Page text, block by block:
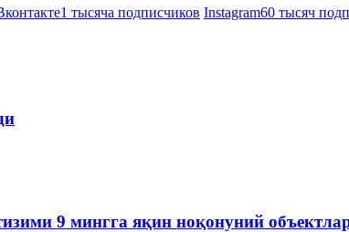
1 тысяча подписчиков Instagram60 тысяч
9 мингга яқин ноқонуний